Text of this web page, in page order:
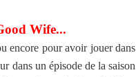
Wife...
encore pour avoir jouer dans
dans un épisode de la saison